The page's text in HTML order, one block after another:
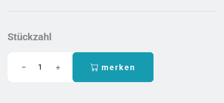
Stückzahl
merken